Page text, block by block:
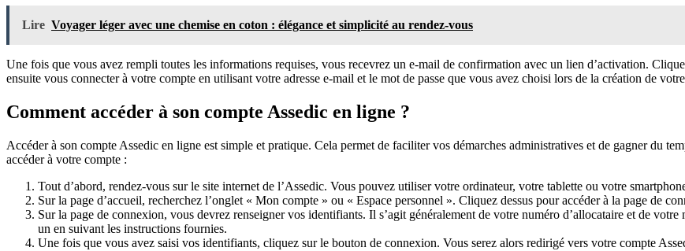
Lire Voyager léger avec une chemise en coton : élégance et simplicité au rendez-vous
Une fois que vous avez rempli toutes les informations requises, vous recevrez un e-mail de confirmation avec un lien d’activation.
ensuite vous connecter à votre compte en utilisant votre adresse e-mail et le mot de passe que vous avez choisi lors de la création de
Comment accéder à son compte Assedic en ligne ?
Accéder à son compte Assedic en ligne est simple et pratique. Cela permet de faciliter vos démarches administratives et de gagner du
accéder à votre compte :
Tout d’abord, rendez-vous sur le site internet de l’Assedic. Vous pouvez utiliser votre ordinateur, votre tablette ou votre
Sur la page d’accueil, recherchez l’onglet « Mon compte » ou « Espace personnel ». Cliquez dessus pour accéder à la page de
Sur la page de connexion, vous devrez renseigner vos identifiants. Il s’agit généralement de votre numéro d’allocataire et de
un en suivant les instructions fournies.
Une fois que vous avez saisi vos identifiants, cliquez sur le bouton de connexion. Vous serez alors redirigé vers votre compte